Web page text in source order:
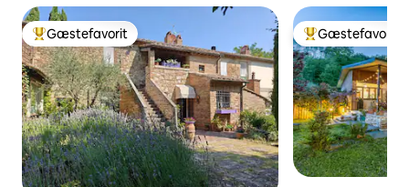
Bedste gæstefavorit
Gæstefavorit Bedste
Gæstefavorit